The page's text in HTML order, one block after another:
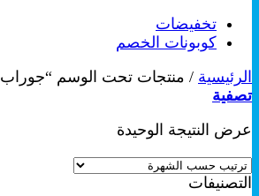
تخفيضات
كوبونات الخصم
الرئيسية / منتجات تحت الوسم “جوراب 3 ازواج”
تصفية
عرض النتيجة الوحيدة
التصنيفات